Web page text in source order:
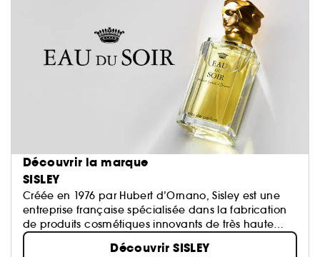
Découvrir la marque
SISLEY
Créée en 1976 par Hubert d’Ornano, Sisley est une
entreprise française spécialisée dans la fabrication
de produits cosmétiques innovants de très haute
qualité...
Découvrir SISLEY